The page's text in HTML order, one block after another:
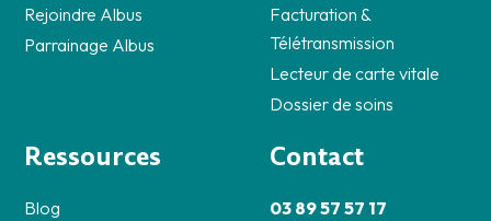
Rejoindre Albus
Parrainage Albus
Facturation &
Télétransmission
Lecteur de carte vitale
Dossier de soins
Ressources
Blog
Contact
03 89 57 57 17